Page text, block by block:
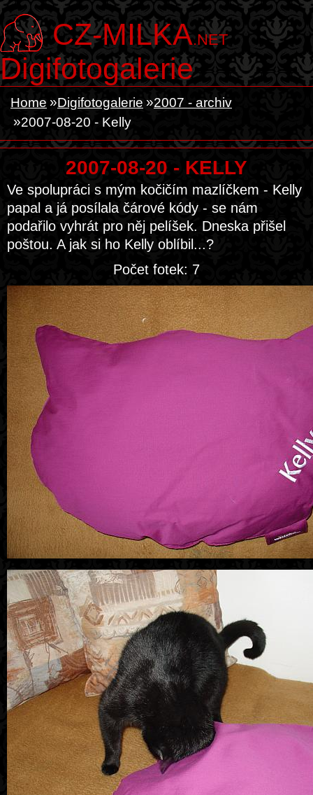
CZ-MILKA.NET
Digifotogalerie
Home Digifotogalerie
2007 - archiv
2007-08-20 - Kelly
2007-08-20 - KELLY
Ve spolupráci s mým kočičím mazlíčkem - Kelly
papal a já posílala čárové kódy - se nám
podařilo vyhrát pro něj pelíšek. Dneska přišel
poštou. A jak si ho Kelly oblíbil...?
Počet fotek: 7